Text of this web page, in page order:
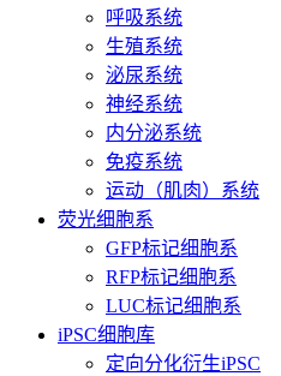
呼吸系统
生殖系统
泌尿系统
神经系统
内分泌系统
免疫系统
运动（肌肉）系统
荧光细胞系
GFP标记细胞系
RFP标记细胞系
LUC标记细胞系
iPSC细胞库
定向分化衍生iPSC